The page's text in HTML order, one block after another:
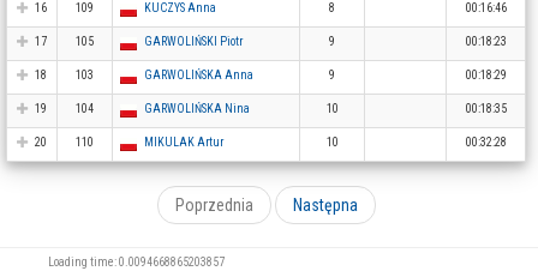
16 109 KUCZYS Anna 8 00:16:46
17 105 GARWOLIŃSKI Piotr 9 00:18:23
18 103 GARWOLIŃSKA Anna 9 00:18:29
19 104 GARWOLIŃSKA Nina 10 00:18:35
20 110 MIKULAK Artur 10 00:32:28
Poprzednia Następna
Loading time: 0.0094668865203857